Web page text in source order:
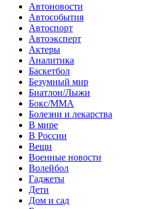
Автоновости
Автособытия
Автоспорт
Автоэксперт
Актеры
Аналитика
Баскетбол
Безумный мир
Биатлон/Лыжи
Бокс/MMA
Болезни и лекарства
В мире
В России
Вещи
Военные новости
Волейбол
Гаджеты
Дети
Дом и сад